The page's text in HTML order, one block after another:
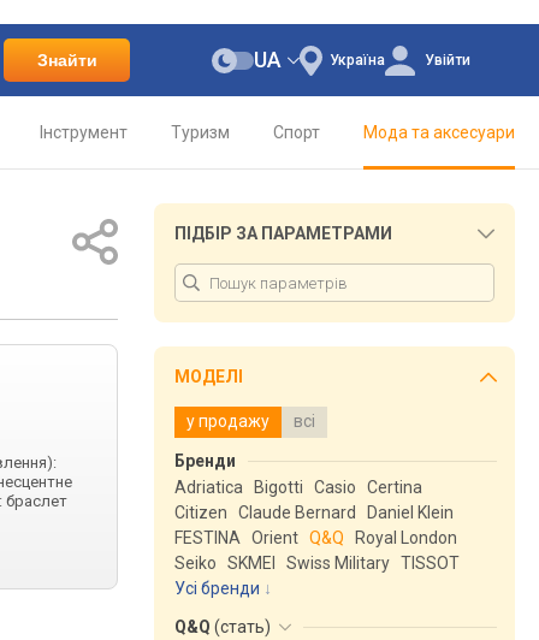
Знайти Україна
UA Увійти
Інструмент Туризм Спорт Мода та аксесуари
браслет
ПІДБІР ЗА ПАРАМЕТРАМИ
МОДЕЛІ
у продажу всі
Бренди
Adriatica
Bigotti Casio
Certina
Citizen
Claude Bernard
Daniel Klein
FESTINA
Orient Q&Q
Royal London
Seiko
SKMEI Swiss Military TISSOT
Усі бренди
Q&Q (стать)